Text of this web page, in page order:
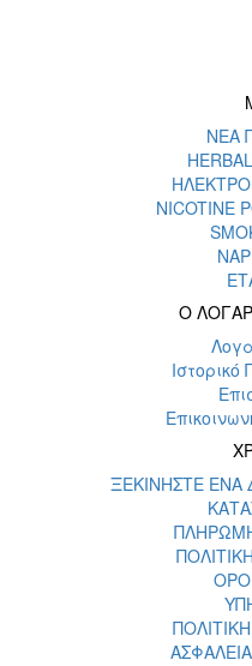
ΝΕΑ
NICOTINE
Ο
ΞΕΚΙΝΗΣΤΕ ΕΝΑ